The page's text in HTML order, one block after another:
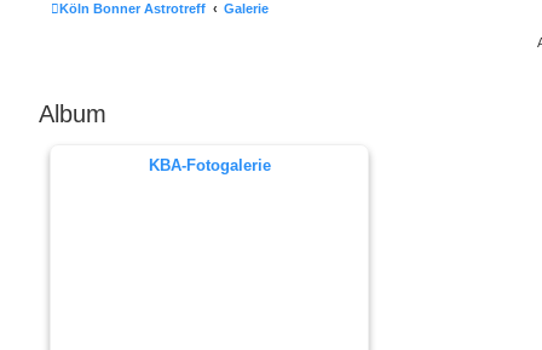
Köln Bonner Astrotreff Galerie
Album
KBA-Fotogalerie